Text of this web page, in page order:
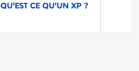
QU'EST CE QU'UN XP ?